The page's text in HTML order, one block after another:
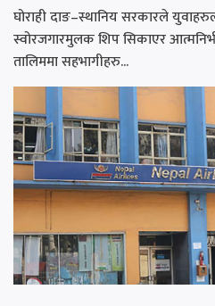
घोराही दाङ–स्थानिय सरकारले
स्वोरजगारमुलक शिप सिकाएर
तालिममा सहभागीहरु...